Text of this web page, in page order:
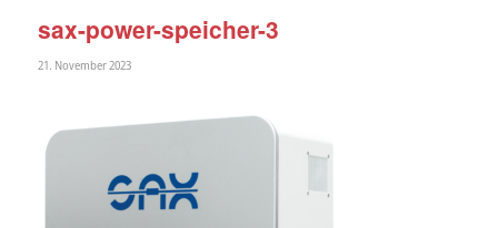
sax-power-speicher-3
21. November 2023